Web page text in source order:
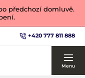
předchozí domluvě.
+420 777 811 888
Menu